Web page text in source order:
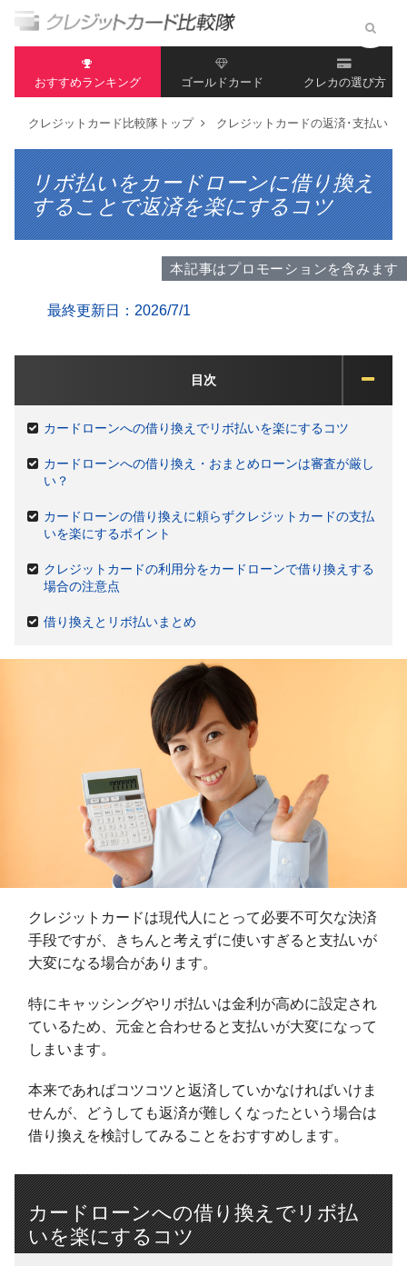
おすすめランキング ゴールドカード クレカの選び方
クレジットカード比較隊トップ クレジットカードの返済･支払い
リボ払いをカードローンに借り換え
することで返済を楽にするコツ
本記事はプロモーションを含みます
最終更新日：2026/7/1
目次
カードローンへの借り換えでリボ払いを楽にするコツ
カードローンへの借り換え・おまとめローンは審査が厳し
い？
カードローンの借り換えに頼らずクレジットカードの支払
いを楽にするポイント
クレジットカードの利用分をカードローンで借り換えする
場合の注意点
借り換えとリボ払いまとめ
クレジットカードは現代人にとって必要不可欠な決済
手段ですが、きちんと考えずに使いすぎると支払いが
大変になる場合があります。
特にキャッシングやリボ払いは金利が高めに設定され
ているため、元金と合わせると支払いが大変になって
しまいます。
本来であればコツコツと返済していかなければいけま
せんが、どうしても返済が難しくなったという場合は
借り換えを検討してみることをおすすめします。
カードローンへの借り換えでリボ払
いを楽にするコツ